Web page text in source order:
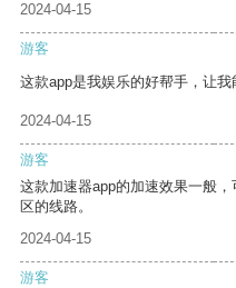
2024-04-15
游客
这款app是我娱乐的好帮手，让我
2024-04-15
游客
这款加速器app的加速效果一般
区的线路。
2024-04-15
游客